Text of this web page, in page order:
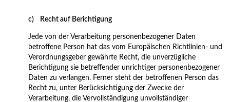
c) Recht auf Berichtigung
Jede von der Verarbeitung personenbezogener Daten
betroffene Person hat das vom Europäischen Richtlinien- und
Verordnungsgeber gewährte Recht, die unverzügliche
Berichtigung sie betreffender unrichtiger personenbezogener
Daten zu verlangen. Ferner steht der betroffenen Person das
Recht zu, unter Berücksichtigung der Zwecke der
Verarbeitung, die Vervollständigung unvollständiger